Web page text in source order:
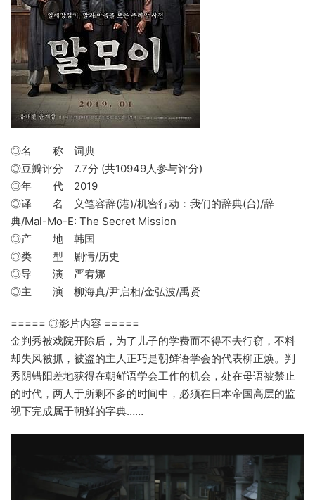
◎名 称 词典
◎豆瓣评分 7.7分 (共10949人参与评分)
◎年 代 2019
◎译 名 义笔容辞(港)/机密行动：我们的辞典(台)/辞
典/Mal-Mo-E: The Secret Mission
◎产 地 韩国
◎类 型 剧情/历史
◎导 演 严宥娜
◎主 演 柳海真/尹启相/金弘波/禹贤
===== ◎影片内容 =====
金判秀被戏院开除后，为了儿子的学费而不得不去行窃，不料
却失风被抓，被盗的主人正巧是朝鲜语学会的代表柳正焕。判
秀阴错阳差地获得在朝鲜语学会工作的机会，处在母语被禁止
的时代，两人于所剩不多的时间中，必须在日本帝国高层的监
视下完成属于朝鲜的字典……